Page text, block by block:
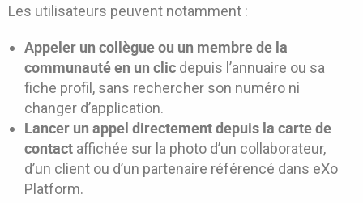
Les utilisateurs peuvent notamment :
Appeler un collègue ou un membre de la
communauté en un clic depuis l’annuaire ou sa
fiche profil, sans rechercher son numéro ni
changer d’application.
Lancer un appel directement depuis la carte de
contact affichée sur la photo d’un collaborateur,
d’un client ou d’un partenaire référencé dans eXo
Platform.